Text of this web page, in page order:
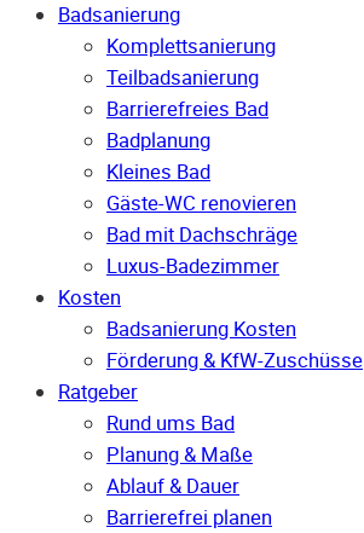
Badsanierung
Komplettsanierung
Teilbadsanierung
Barrierefreies Bad
Badplanung
Kleines Bad
Gäste-WC renovieren
Bad mit Dachschräge
Luxus-Badezimmer
Kosten
Badsanierung Kosten
Förderung & KfW-Zuschüsse
Ratgeber
Rund ums Bad
Planung & Maße
Ablauf & Dauer
Barrierefrei planen